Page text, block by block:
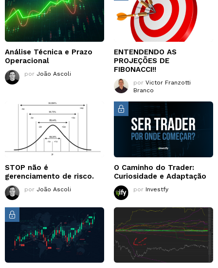
Análise Técnica e Prazo
Operacional
por João Ascoli
ENTENDENDO AS
PROJEÇÕES DE
FIBONACCI!!
por Victor Franzotti
Branco
STOP não é
gerenciamento de risco.
por João Ascoli
O Caminho do Trader:
Curiosidade e Adaptação
por Investfy